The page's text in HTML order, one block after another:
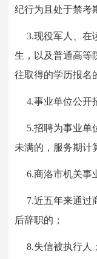
纪行为且处于禁考
3.现役军人、在
生，以及普通高等
往取得的学历报名
4.事业单位公开
5.招聘为事业单
未满的，服务期计
6.商洛市机关事
7.近五年来通过
后辞职的；
8.失信被执行人；